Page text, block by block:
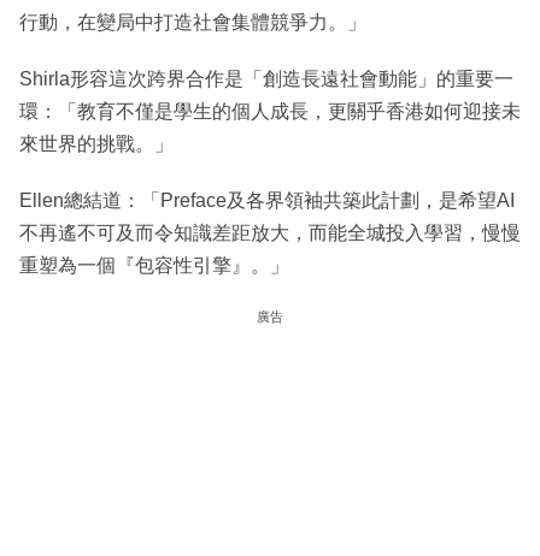
行動，在變局中打造社會集體競爭力。」
Shirla形容這次跨界合作是「創造長遠社會動能」的重要一
環：「教育不僅是學生的個人成長，更關乎香港如何迎接未
來世界的挑戰。」
Ellen總結道：「Preface及各界領袖共築此計劃，是希望AI
不再遙不可及而令知識差距放大，而能全城投入學習，慢慢
重塑為一個『包容性引擎』。」
廣告